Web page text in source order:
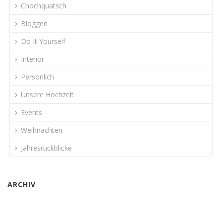
Chochquatsch
Bloggen
Do It Yourself
Interior
Persönlich
Unsere Hochzeit
Events
Weihnachten
Jahresrückblicke
ARCHIV